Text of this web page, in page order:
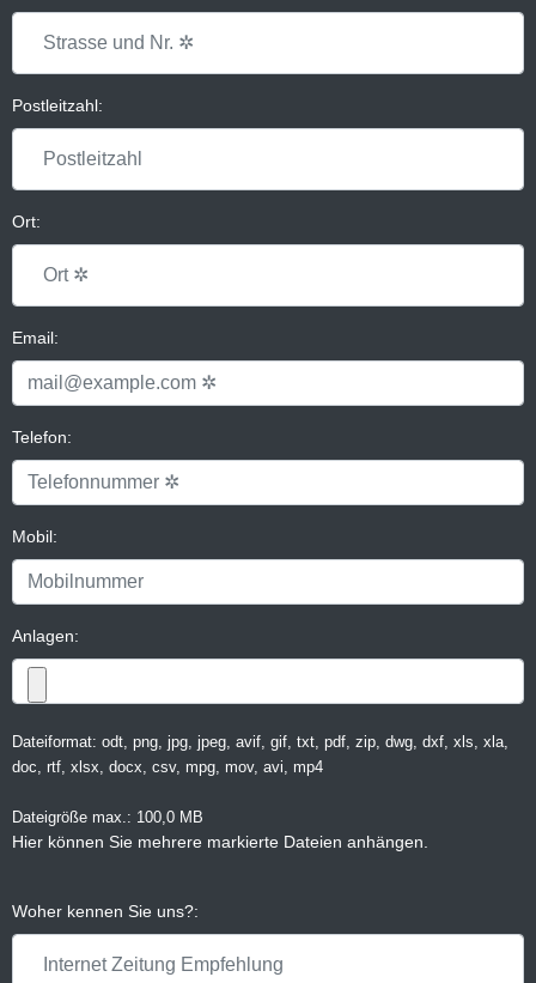
Postleitzahl:
Ort:
Email:
Telefon:
Mobil:
Anlagen:
Dateiformat: odt, png, jpg, jpeg, avif, gif, txt, pdf, zip, dwg, dxf, xls, xla,
doc, rtf, xlsx, docx, csv, mpg, mov, avi, mp4
Dateigröße max.: 100,0 MB
Hier können Sie mehrere markierte Dateien anhängen.
Woher kennen Sie uns?: